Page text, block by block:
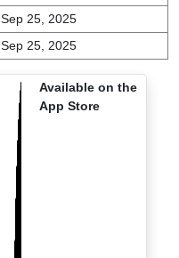
Sep 25, 2025
Sep 25, 2025
Available on the
App Store